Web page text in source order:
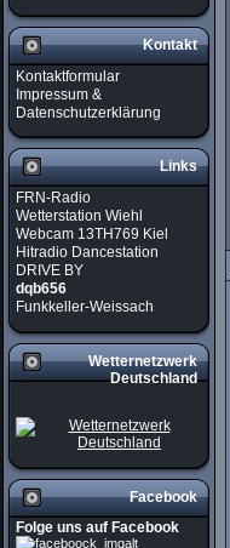
Kontakt
Kontaktformular
Impressum &
Datenschutzerklärung
Links
FRN-Radio
Wetterstation Wiehl
Webcam 13TH769 Kiel
Hitradio Dancestation
DRIVE BY
dqb656
Funkkeller-Weissach
Wetternetzwerk
Deutschland
Facebook
Folge uns auf Facebook